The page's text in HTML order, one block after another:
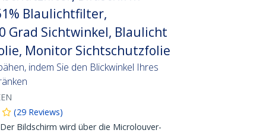
Blaulichtfilter,
Grad Sichtwinkel, Blaulicht
Monitor Sichtschutzfolie
indem Sie den Blickwinkel Ihres
(29 Reviews)
Der Bildschirm wird über die Microlouver-